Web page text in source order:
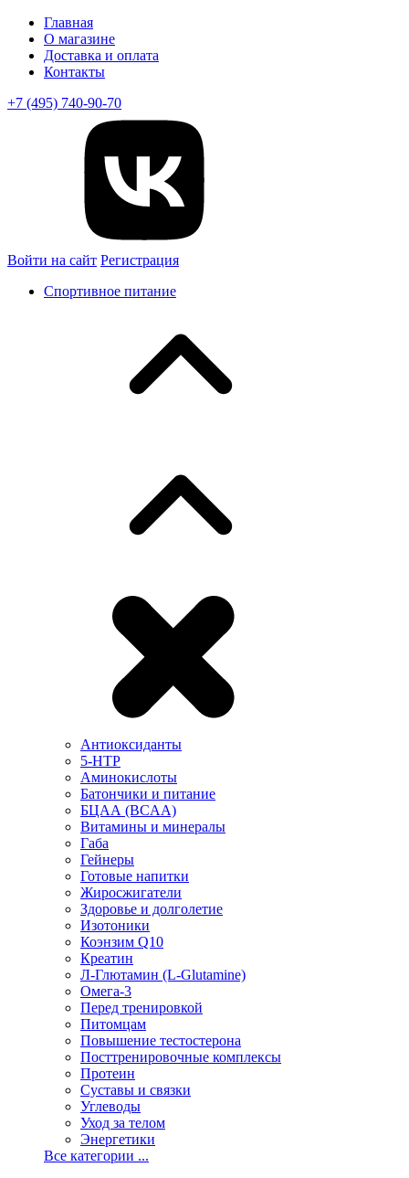
Главная
О магазине
Доставка и оплата
Контакты
+7 (495) 740-90-70
Войти на сайт Регистрация
Спортивное питание
Антиоксиданты
5-HTP
Аминокислоты
Батончики и питание
БЦАА (BCAA)
Витамины и минералы
Габа
Гейнеры
Готовые напитки
Жиросжигатели
Здоровье и долголетие
Изотоники
Коэнзим Q10
Креатин
Л-Глютамин (L-Glutamine)
Омега-3
Перед тренировкой
Питомцам
Повышение тестостерона
Посттренировочные комплексы
Протеин
Суставы и связки
Углеводы
Уход за телом
Энергетики
Все категории ...